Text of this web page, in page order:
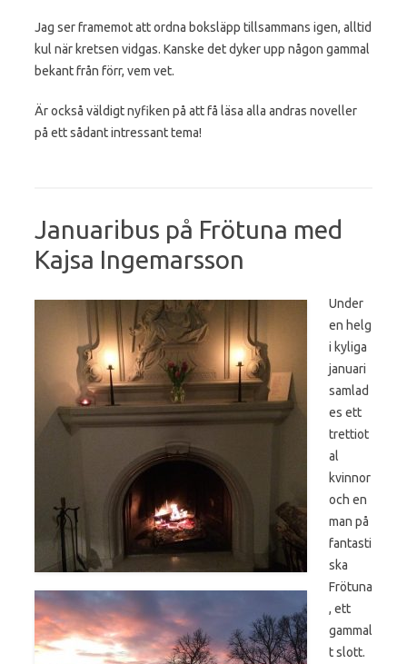
Jag ser framemot att ordna boksläpp tillsammans igen, alltid
kul när kretsen vidgas. Kanske det dyker upp någon gammal
bekant från förr, vem vet.
Är också väldigt nyfiken på att få läsa alla andras noveller
på ett sådant intressant tema!
Januaribus på Frötuna med
Kajsa Ingemarsson
Under
en helg
i kyliga
januari
samlad
es ett
trettiot
al
kvinnor
och en
man på
fantasti
ska
Frötuna
, ett
gammal
t slott.